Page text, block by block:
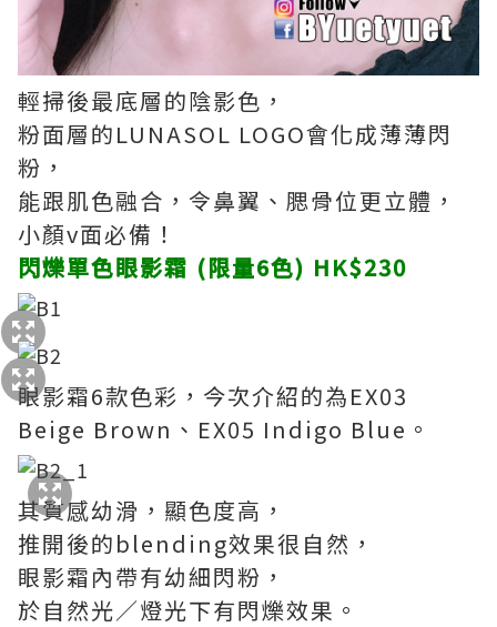
輕掃後最底層的陰影色，
粉面層的LUNASOL LOGO會化成薄薄閃
粉，
能跟肌色融合，令鼻翼、腮骨位更立體，
小顏v面必備！
閃爍單色眼影霜 (限量6色) HK$230
眼影霜6款色彩，今次介紹的為EX03
Beige Brown、EX05 Indigo Blue。
其質感幼滑，顯色度高，
推開後的blending效果很自然，
眼影霜內帶有幼細閃粉，
於自然光／燈光下有閃爍效果。